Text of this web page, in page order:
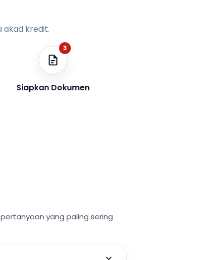
akad kredit.
3
Siapkan Dokumen
yang paling sering